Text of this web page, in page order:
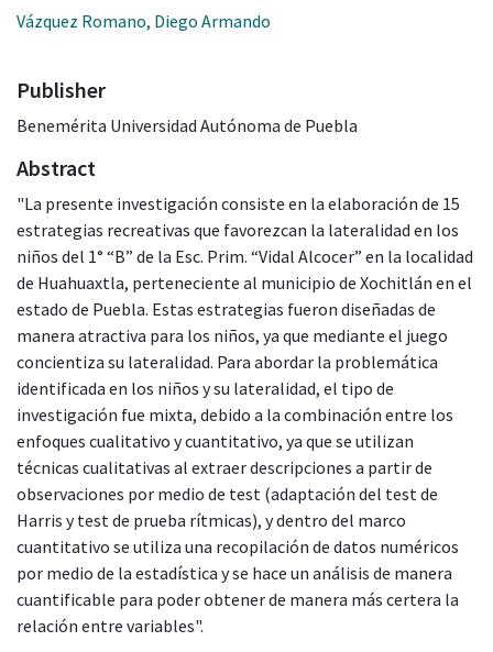
Vázquez Romano, Diego Armando
Publisher
Benemérita Universidad Autónoma de Puebla
Abstract
"La presente investigación consiste en la elaboración de 15
estrategias recreativas que favorezcan la lateralidad en los
niños del 1° “B” de la Esc. Prim. “Vidal Alcocer” en la localidad
de Huahuaxtla, perteneciente al municipio de Xochitlán en el
estado de Puebla. Estas estrategias fueron diseñadas de
manera atractiva para los niños, ya que mediante el juego
concientiza su lateralidad. Para abordar la problemática
identificada en los niños y su lateralidad, el tipo de
investigación fue mixta, debido a la combinación entre los
enfoques cualitativo y cuantitativo, ya que se utilizan
técnicas cualitativas al extraer descripciones a partir de
observaciones por medio de test (adaptación del test de
Harris y test de prueba rítmicas), y dentro del marco
cuantitativo se utiliza una recopilación de datos numéricos
por medio de la estadística y se hace un análisis de manera
cuantificable para poder obtener de manera más certera la
relación entre variables".